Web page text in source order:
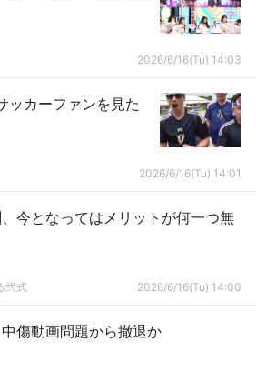
2026/6/16(Tu) 14:03
カーファンを見た
2026/6/16(Tu) 14:01
、今となってはメリットが何一つ無
弐式 2026/6/16(Tu) 14:00
中傷動画問題から撤退か